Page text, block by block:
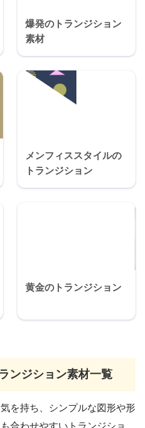
爆発のトランジション
素材
メンフィススタイルの
トランジション
黄金のトランジション
ンジション素材一覧
を持ち、シンプルな図形や形
合わせやすいトランジショ